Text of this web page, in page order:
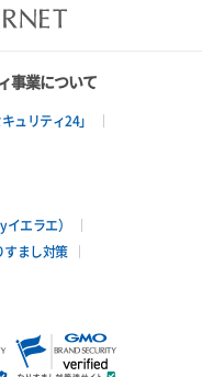
事業について
ュリティ24」
エラエ）
すまし対策